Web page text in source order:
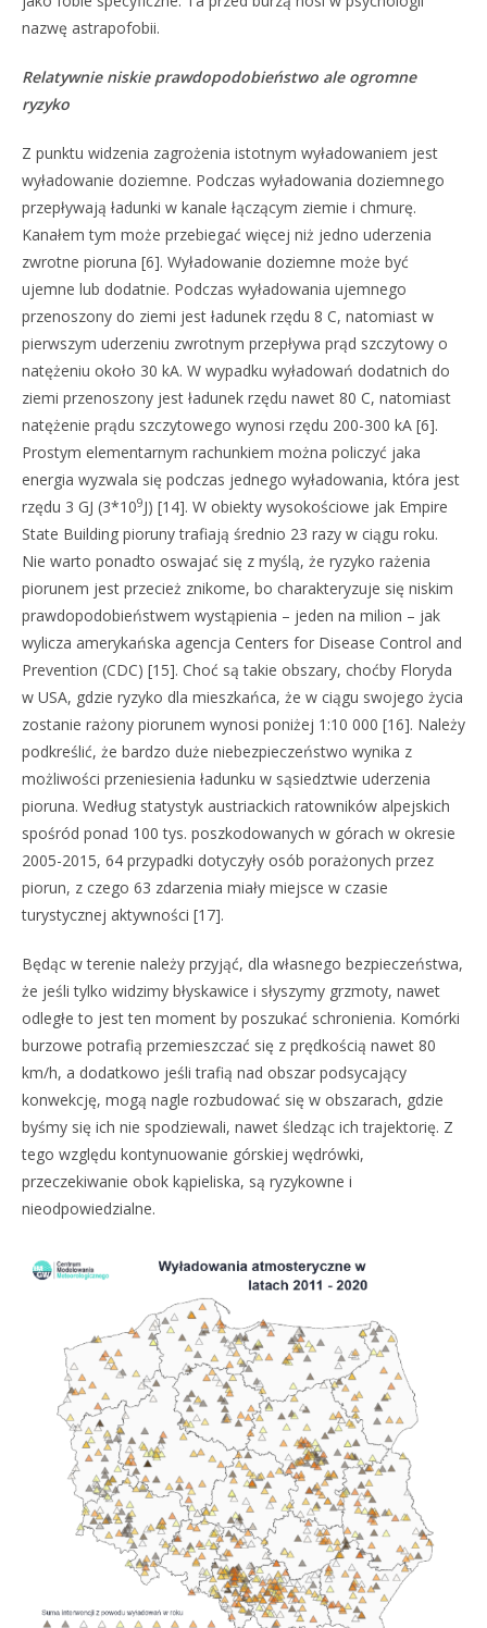
nazwę astrapofobii.
Relatywnie niskie prawdopodobieństwo ale ogromne
ryzyko
Z punktu widzenia zagrożenia istotnym wyładowaniem jest
wyładowanie doziemne. Podczas wyładowania doziemnego
przepływają ładunki w kanale łączącym ziemie i chmurę.
Kanałem tym może przebiegać więcej niż jedno uderzenia
zwrotne pioruna [6]. Wyładowanie doziemne może być
ujemne lub dodatnie. Podczas wyładowania ujemnego
przenoszony do ziemi jest ładunek rzędu 8 C, natomiast w
pierwszym uderzeniu zwrotnym przepływa prąd szczytowy o
natężeniu około 30 kA. W wypadku wyładowań dodatnich do
ziemi przenoszony jest ładunek rzędu nawet 80 C, natomiast
natężenie prądu szczytowego wynosi rzędu 200-300 kA [6].
Prostym elementarnym rachunkiem można policzyć jaka
energia wyzwala się podczas jednego wyładowania, która jest
rzędu 3 GJ (3*109J) [14]. W obiekty wysokościowe jak Empire
State Building pioruny trafiają średnio 23 razy w ciągu roku.
Nie warto ponadto oswajać się z myślą, że ryzyko rażenia
piorunem jest przecież znikome, bo charakteryzuje się niskim
prawdopodobieństwem wystąpienia – jeden na milion – jak
wylicza amerykańska agencja Centers for Disease Control and
Prevention (CDC) [15]. Choć są takie obszary, choćby Floryda
w USA, gdzie ryzyko dla mieszkańca, że w ciągu swojego życia
zostanie rażony piorunem wynosi poniżej 1:10 000 [16]. Należy
podkreślić, że bardzo duże niebezpieczeństwo wynika z
możliwości przeniesienia ładunku w sąsiedztwie uderzenia
pioruna. Według statystyk austriackich ratowników alpejskich
spośród ponad 100 tys. poszkodowanych w górach w okresie
2005-2015, 64 przypadki dotyczyły osób porażonych przez
piorun, z czego 63 zdarzenia miały miejsce w czasie
turystycznej aktywności [17].
Będąc w terenie należy przyjąć, dla własnego bezpieczeństwa,
że jeśli tylko widzimy błyskawice i słyszymy grzmoty, nawet
odległe to jest ten moment by poszukać schronienia. Komórki
burzowe potrafią przemieszczać się z prędkością nawet 80
km/h, a dodatkowo jeśli trafią nad obszar podsycający
konwekcję, mogą nagle rozbudować się w obszarach, gdzie
byśmy się ich nie spodziewali, nawet śledząc ich trajektorię. Z
tego względu kontynuowanie górskiej wędrówki,
przeczekiwanie obok kąpieliska, są ryzykowne i
nieodpowiedzialne.